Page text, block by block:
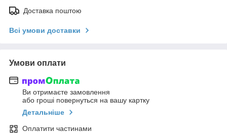
Доставка поштою
Всі умови доставки
Умови оплати
Ви отримаєте замовлення
або гроші повернуться на вашу картку
Детальніше
Оплатити частинами